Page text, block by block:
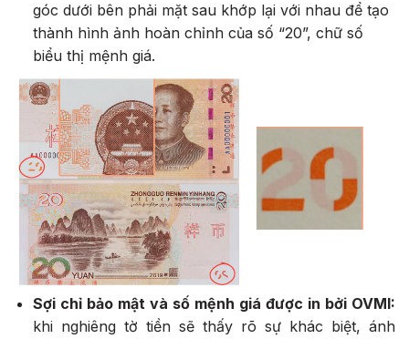
góc dưới bên phải mặt sau khớp lại với nhau để tạo
thành hình ảnh hoàn chỉnh của số “20”, chữ số
biểu thị mệnh giá.
Sợi chỉ bảo mật và số mệnh giá được in bởi OVMI:
khi nghiêng tờ tiền sẽ thấy rõ sự khác biệt, ánh